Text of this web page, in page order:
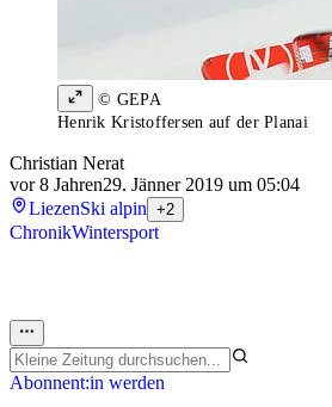
© GEPA
Henrik Kristoffersen auf der Planai
Christian Nerat
vor 8 Jahren29. Jänner 2019 um 05:04
LiezenSki alpin +2
ChronikWintersport
Abonnent:in werden